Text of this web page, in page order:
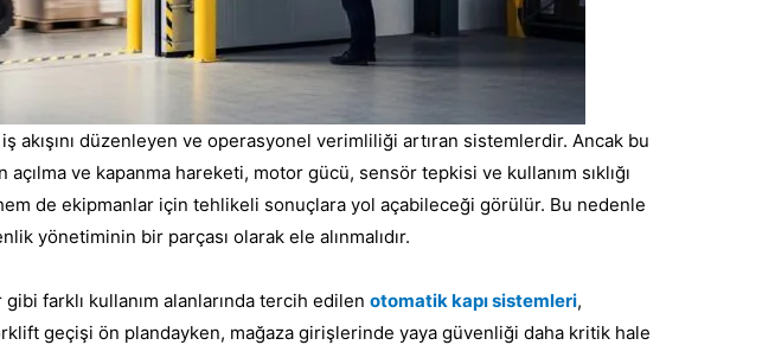
akışını düzenleyen ve operasyonel verimliliği artıran sistemlerdir. Ancak bu
ve kapanma hareketi, motor gücü, sensör tepkisi ve kullanım sıklığı
de ekipmanlar için tehlikeli sonuçlara yol açabileceği görülür. Bu nedenle
yönetiminin bir parçası olarak ele alınmalıdır.
farklı kullanım alanlarında tercih edilen otomatik kapı sistemleri,
geçişi ön plandayken, mağaza girişlerinde yaya güvenliği daha kritik hale